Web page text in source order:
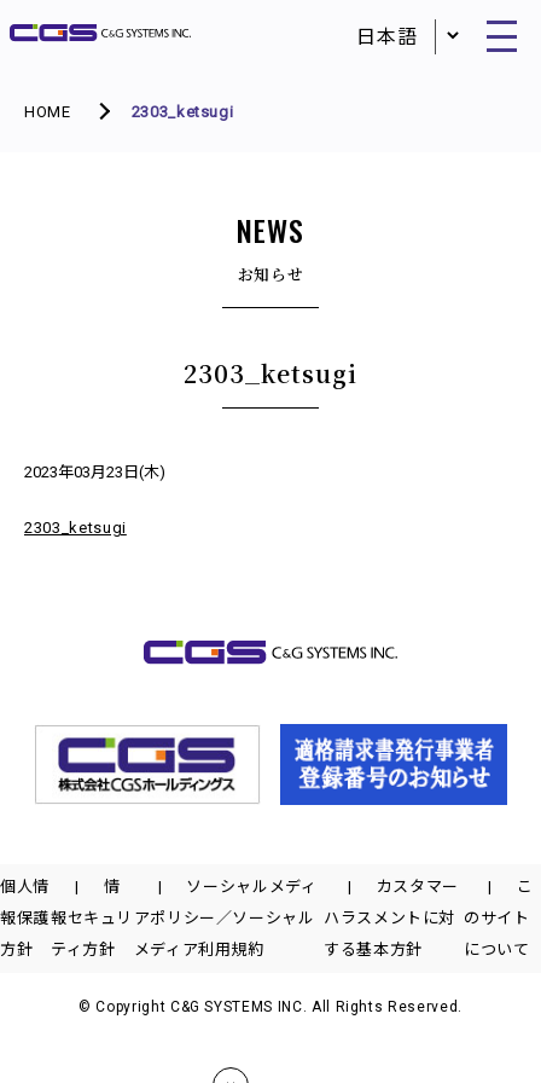
HOME 2303_ketsugi
NEWS
お知らせ
2303_ketsugi
2023年03月23日(木)
2303_ketsugi
個人情
報保護
方針
情
報セキュリ
ティ方針
ソーシャルメディ
アポリシー／ソーシャル
メディア利用規約
カスタマー
ハラスメントに対
する基本方針
こ
のサイト
について
© Copyright C&G SYSTEMS INC. All Rights Reserved.